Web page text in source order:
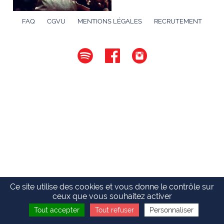
FAQ CGVU MENTIONS LÉGALES RECRUTEMENT
Ce site utilise des cookies et vous donne le contrôle sur
ceux que vous souhaitez activer
Tout accepter Tout refuser Personnaliser